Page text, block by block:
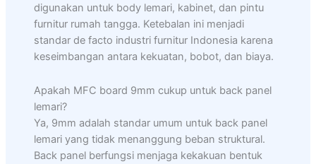
digunakan untuk body lemari, kabinet, dan pintu
furnitur rumah tangga. Ketebalan ini menjadi
standar de facto industri furnitur Indonesia karena
keseimbangan antara kekuatan, bobot, dan biaya.
Apakah MFC board 9mm cukup untuk back panel
lemari?
Ya, 9mm adalah standar umum untuk back panel
lemari yang tidak menanggung beban struktural.
Back panel berfungsi menjaga kekakuan bentuk